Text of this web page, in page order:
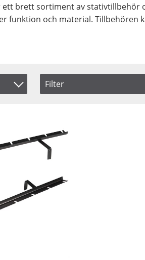
brett sortiment av stativtillbehör
funktion och material. Tillbehören
Filter
Boom & Arm
Clamp & Grip
Counter